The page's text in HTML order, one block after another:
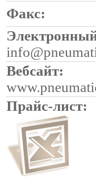
Факс:
Вебсайт:
Прайс-лист: